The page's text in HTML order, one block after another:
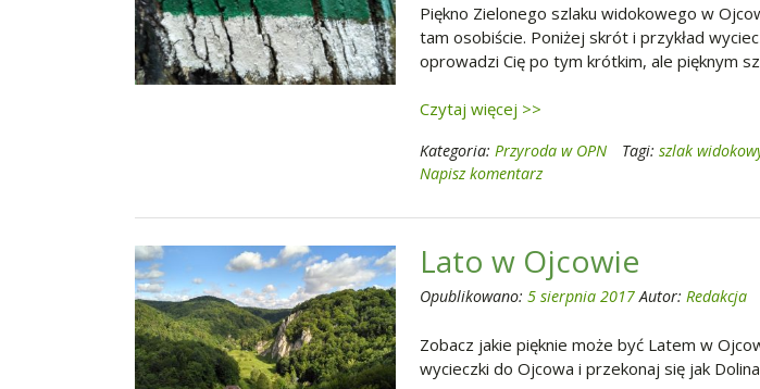
Piękno Zielonego szlaku widokowego w
tam osobiście. Poniżej skrót i przykład
oprowadzi Cię po tym krótkim, ale pięknym
Czytaj więcej >>
Kategoria: Przyroda w OPN Tagi: szlak
Napisz komentarz
Lato w Ojcowie
Opublikowano: 5 sierpnia 2017Autor: Redakcja
Zobacz jakie pięknie może być Latem w
wycieczki do Ojcowa i przekonaj się jak